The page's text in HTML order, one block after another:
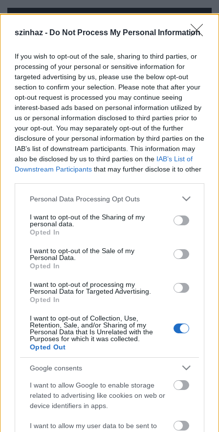
szinhaz - Do Not Process My Personal Information
If you wish to opt-out of the sale, sharing to third parties, or
processing of your personal or sensitive information for
targeted advertising by us, please use the below opt-out
section to confirm your selection. Please note that after your
opt-out request is processed you may continue seeing
interest-based ads based on personal information utilized by
us or personal information disclosed to third parties prior to
your opt-out. You may separately opt-out of the further
disclosure of your personal information by third parties on the
IAB’s list of downstream participants. This information may
also be disclosed by us to third parties on the IAB’s List of
Downstream Participants that may further disclose it to other
Please note that this website/app uses one or more Google
not limited to your visit or usage behaviour. You may click to
grant or deny consent to Google and its third-party tags to
use your data for below specified purposes in below Google
consent section.
Personal Data Processing Opt Outs
I want to opt-out of the Sharing of my
personal data.
Opted In
I want to opt-out of the Sale of my
Personal Data.
Opted In
I want to opt-out of processing my
Personal Data for Targeted Advertising.
Opted In
I want to opt-out of Collection, Use,
Retention, Sale, and/or Sharing of my
Personal Data that Is Unrelated with the
Purposes for which it was collected.
Opted Out
Google consents
I want to allow Google to enable storage
related to advertising like cookies on web or
device identifiers in apps.
I want to allow my user data to be sent to
Elvárás:
- Angol nyelvtudás
- Számítástechnikai alapismeretek
- Minimum középfokú szakirányú végzettség
- Csapatszellem
- Önálló munkavégzés
- Modern technológiák ismerete, precizitás.
- DMX világsítási rendszerek ismerete
Előnyt jelent:
- ETC SmartFade ismerete
Fényképes önéletrajzot, nettó fizetési igénnyel a
következő email címre várnak:
karinthy.szinhaz@gmail.com
Forrás: Karinthy Színház
Ajánlott bejegyzések: